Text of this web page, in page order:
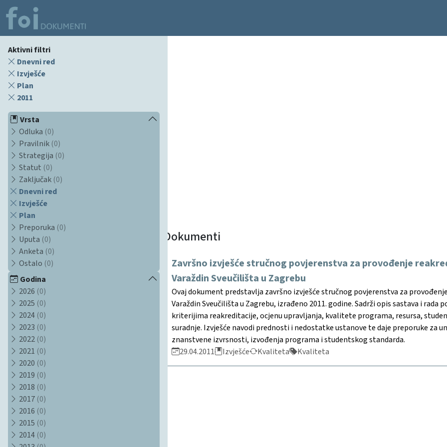
Aktivni filtri
Dnevni red
Izvješće
Plan
2011
Vrsta
Odluka (0)
Pravilnik (0)
Strategija (0)
Statut (0)
Zaključak (0)
Dnevni red
Izvješće
Plan
Preporuka (0)
Uputa (0)
Anketa (0)
Ostalo (0)
Godina
2026 (0)
2025 (0)
2024 (0)
2023 (0)
2022 (0)
2021 (0)
2020 (0)
2019 (0)
2018 (0)
2017 (0)
2016 (0)
2015 (0)
2014 (0)
Dokumenti
Završno izvješće stručnog povjerenstva za provođenje
Varaždin Sveučilišta u Zagrebu
Ovaj dokument predstavlja završno izvješće stručnog povjerenstva za
Varaždin Sveučilišta u Zagrebu, izrađeno 2011. godine. Sadrži opis sastava i
kriterijima reakreditacije, ocjenu upravljanja, kvalitete programa, resursa,
suradnje. Izvješće navodi prednosti i nedostatke ustanove te daje preporuke za
znanstvene izvrsnosti, izvođenja programa i studentskog standarda.
29.04.2011
Izvješće Kvaliteta Kvaliteta